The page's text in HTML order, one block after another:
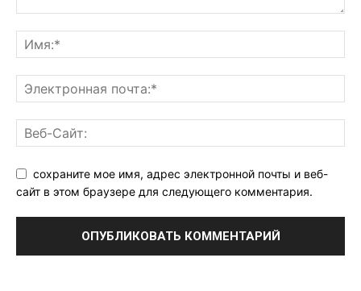
сохраните мое имя, адрес электронной почты и веб-
сайт в этом браузере для следующего комментария.